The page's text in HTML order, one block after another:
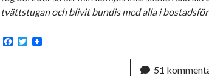
tvättstugan och blivit bundis med alla i
F
T
51